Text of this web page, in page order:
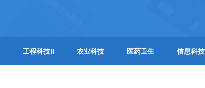
工程科技II 农业科技 医药卫生 信息科技